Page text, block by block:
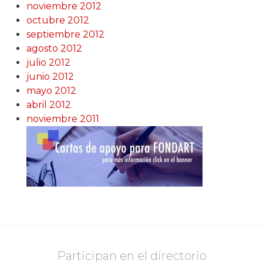
noviembre 2012
octubre 2012
septiembre 2012
agosto 2012
julio 2012
junio 2012
mayo 2012
abril 2012
noviembre 2011
Participan en el directorio